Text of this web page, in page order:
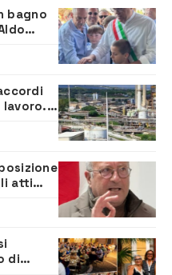
bagno
lavoro. Il
atti
di